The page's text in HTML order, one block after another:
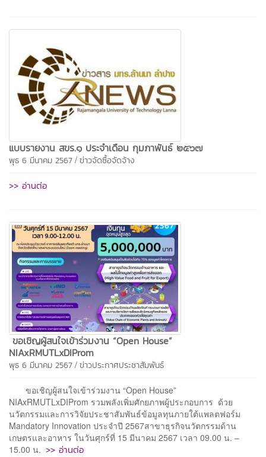
แบบรายงาน สขร.๑ ประจำเดือน กุมภาพันธ์ ๒๕๖๗
พุธ 6 มีนาคม 2567 / ข่าวจัดซื้อจัดจ้าง
>> อ่านต่อ
ขอเชิญผู้สนใจเข้าร่วมงาน “Open House”
NIAxRMUTLxDIProm
พุธ 6 มีนาคม 2567 / ข่าวประกาศประชาสัมพันธ์
ขอเชิญผู้สนใจเข้าร่วมงาน “Open House”
NIAxRMUTLxDIProm รวมพลังเพิ่มศักยภาพผู้ประกอบการ ด้วย
นวัตกรรมและการวิจัยประชาสัมพันธ์ข้อมูลทุนภายใต้แพลตฟอร์ม
Mandatory Innovation ประจำปี 2567สาขาธุรกิจนวัตกรรมด้าน
เกษตรและอาหาร ในวันศุกร์ที่ 15 มีนาคม 2567 เวลา 09.00 น. –
15.00 น. >> อ่านต่อ